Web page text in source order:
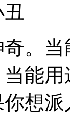
当
能
想